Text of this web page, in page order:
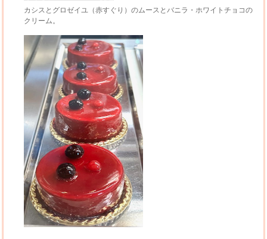
カシスとグロゼイユ（赤すぐり）のムースとバニラ・ホワイトチョコの
クリーム。